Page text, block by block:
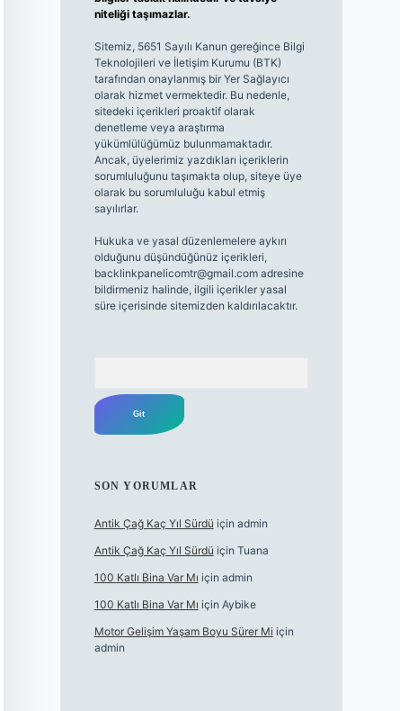
niteliği taşımazlar.
Sitemiz, 5651 Sayılı Kanun gereğince Bilgi
Teknolojileri ve İletişim Kurumu (BTK)
tarafından onaylanmış bir Yer Sağlayıcı
olarak hizmet vermektedir. Bu nedenle,
sitedeki içerikleri proaktif olarak
denetleme veya araştırma
yükümlülüğümüz bulunmamaktadır.
Ancak, üyelerimiz yazdıkları içeriklerin
sorumluluğunu taşımakta olup, siteye üye
olarak bu sorumluluğu kabul etmiş
sayılırlar.
Hukuka ve yasal düzenlemelere aykırı
olduğunu düşündüğünüz içerikleri,
backlinkpanelicomtr@gmail.comadresine
bildirmeniz halinde, ilgili içerikler yasal
süre içerisinde sitemizden kaldırılacaktır.
SON YORUMLAR
Antik Çağ Kaç Yıl Sürdü için admin
Antik Çağ Kaç Yıl Sürdü için Tuana
100 Katlı Bina Var Mı için admin
100 Katlı Bina Var Mı için Aybike
Motor Gelişim Yaşam Boyu Sürer Mi için
admin